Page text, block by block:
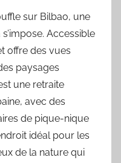
sur Bilbao, une
Accessible
offre des vues
paysages
une retraite
avec des
de pique-nique
idéal pour les
de la nature qui